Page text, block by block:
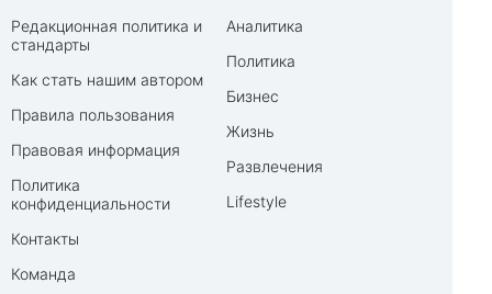
Редакционная политика и
стандарты
Как стать нашим автором
Правила пользования
Правовая информация
Политика
конфиденциальности
Контакты
Команда
Аналитика
Политика
Бизнес
Жизнь
Развлечения
Lifestyle